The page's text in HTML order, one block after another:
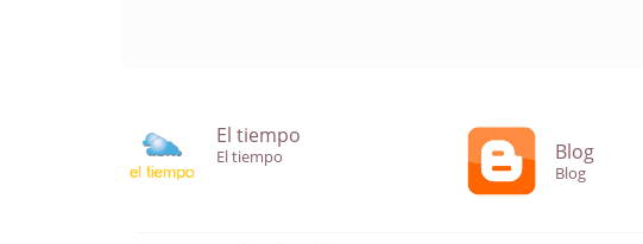
El tiempo
El tiempo Blog
Blog